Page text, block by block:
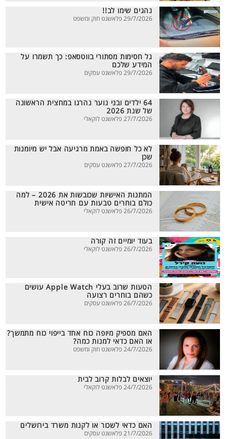
נהגים שימו לב!!
29/7/2026 פלאשנט חוק ומשפט
גל חסימות מסתורי בווטסאפ: כך תשמרו על
המידע שלכם
29/7/2026 פלאשנט עסקים
64 ילדים ובני נוער נהרגו במחצית הראשונה
של שנת 2026
27/7/2026 פלאשנט לוקאלי
לא כל חופשה באמת מרגיעה אבל יש מיומנות
שכן
27/7/2026 פלאשנט עסקים
המתנות האישיות שכובשות את 2026 – למה
כולם בוחרים טבעות עם חריטה אישית
26/7/2026 פלאשנט לוקאלי
בעוד יומיים זה קורה
26/7/2026 פלאשנט לוקאלי
הטעות שרוב בעלי Apple Watch עושים
כשהם בוחרים רצועה
26/7/2026 פלאשנט עסקים
האם מספיק מיופה כוח אחד בייפוי כוח מתמשך?
או האם כדאי למנות כמה?
24/7/2026 פלאשנט חוק ומשפט
יוצאים לבלות קרוב לבית
24/7/2026 פלאשנט לוקאלי
האם כדאי לשכור או לקנות משרד בירושלים
21/7/2026 פלאשנט עסקים